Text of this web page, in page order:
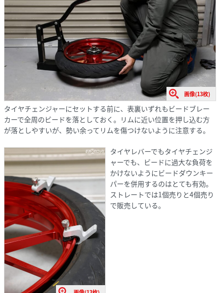
画像(13枚)
タイヤチェンジャーにセットする前に、表裏いずれもビードブレー
カーで全周のビードを落としておく。リムに近い位置を押し込む方
が落としやすいが、勢い余ってリムを傷つけないように注意する。
タイヤレバーでもタイヤチェンジ
ャーでも、ビードに過大な負荷を
かけないようにビードダウンキー
パーを併用するのはとても有効。
ストレートでは1個売りと4個売り
で販売している。